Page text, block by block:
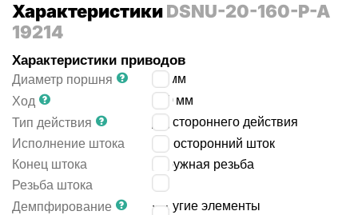
ХарактеристикиDSNU-20-160-P-A
19214
Характеристики приводов
Диаметр поршня
мм
Ход
160 мм
Тип действия
двустороннего действия
Исполнение штока
односторонний шток
Конец штока
наружная резьба
Резьба штока
Демпфирование
упругие элементы